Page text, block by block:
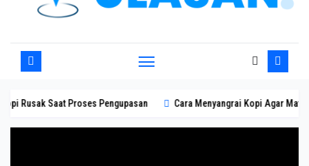
Saat Proses Pengupasan Cara Menyangrai Kopi Agar Matang Merata